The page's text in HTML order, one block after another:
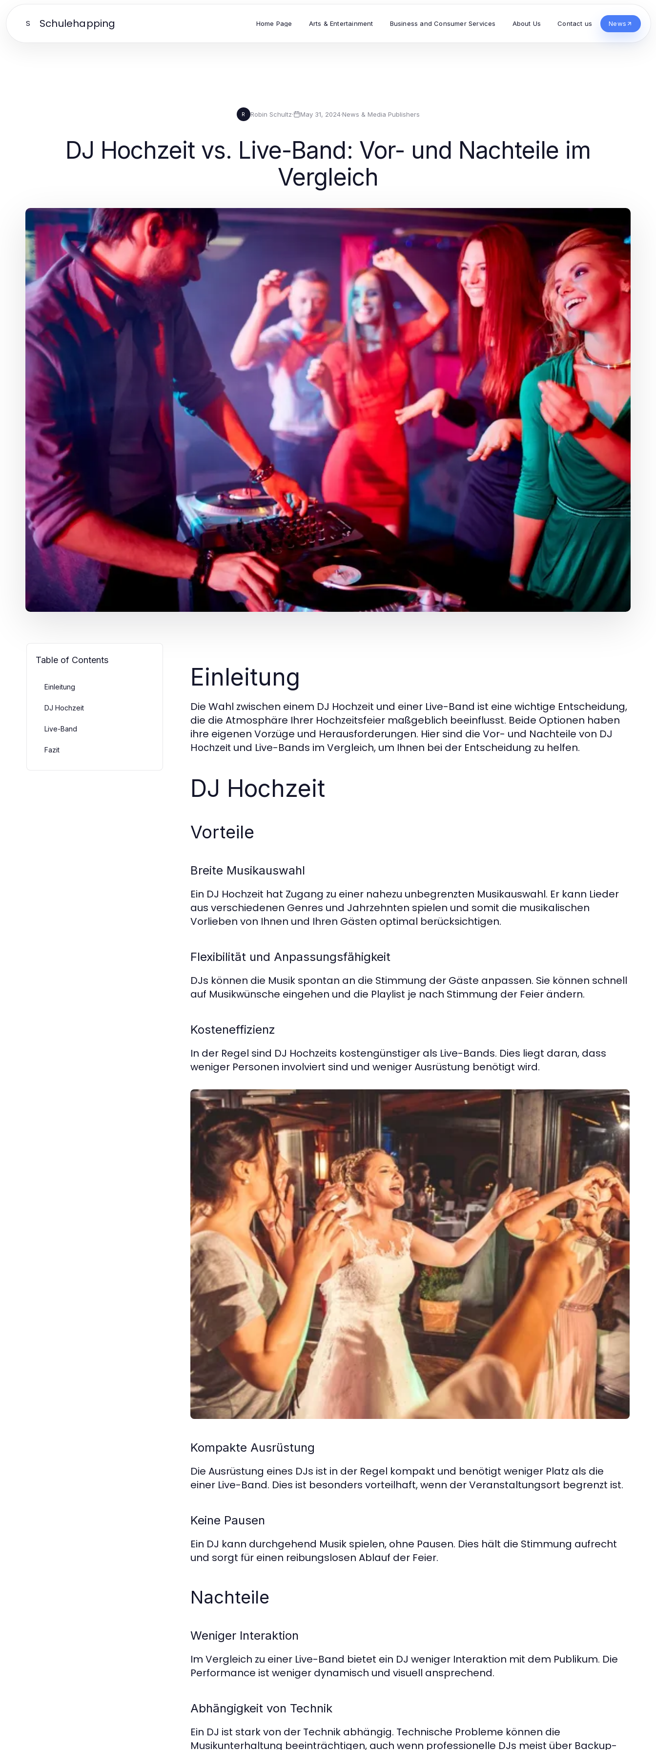
S Schulehapping Home Page Arts & Entertainment Business and Consumer Services About Us Contact us News
R Robin Schultz· May 31, 2024·News & Media Publishers
DJ Hochzeit vs. Live-Band: Vor- und Nachteile im
Vergleich
Table of Contents
Einleitung
DJ Hochzeit
Live-Band
Fazit
Einleitung
Die Wahl zwischen einem DJ Hochzeit und einer Live-Band ist eine wichtige Entscheidung,
die die Atmosphäre Ihrer Hochzeitsfeier maßgeblich beeinflusst. Beide Optionen haben
ihre eigenen Vorzüge und Herausforderungen. Hier sind die Vor- und Nachteile von DJ
Hochzeit und Live-Bands im Vergleich, um Ihnen bei der Entscheidung zu helfen.
DJ Hochzeit
Vorteile
Breite Musikauswahl
Ein DJ Hochzeit hat Zugang zu einer nahezu unbegrenzten Musikauswahl. Er kann Lieder
aus verschiedenen Genres und Jahrzehnten spielen und somit die musikalischen
Vorlieben von Ihnen und Ihren Gästen optimal berücksichtigen.
Flexibilität und Anpassungsfähigkeit
DJs können die Musik spontan an die Stimmung der Gäste anpassen. Sie können schnell
auf Musikwünsche eingehen und die Playlist je nach Stimmung der Feier ändern.
Kosteneffizienz
In der Regel sind DJ Hochzeits kostengünstiger als Live-Bands. Dies liegt daran, dass
weniger Personen involviert sind und weniger Ausrüstung benötigt wird.
Kompakte Ausrüstung
Die Ausrüstung eines DJs ist in der Regel kompakt und benötigt weniger Platz als die
einer Live-Band. Dies ist besonders vorteilhaft, wenn der Veranstaltungsort begrenzt ist.
Keine Pausen
Ein DJ kann durchgehend Musik spielen, ohne Pausen. Dies hält die Stimmung aufrecht
und sorgt für einen reibungslosen Ablauf der Feier.
Nachteile
Weniger Interaktion
Im Vergleich zu einer Live-Band bietet ein DJ weniger Interaktion mit dem Publikum. Die
Performance ist weniger dynamisch und visuell ansprechend.
Abhängigkeit von Technik
Ein DJ ist stark von der Technik abhängig. Technische Probleme können die
Musikunterhaltung beeinträchtigen, auch wenn professionelle DJs meist über Backup-